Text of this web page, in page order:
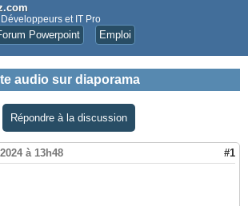
et IT Pro
Powerpoint Emploi
audio sur diaporama
Répondre à la discussion
à 13h48 #1